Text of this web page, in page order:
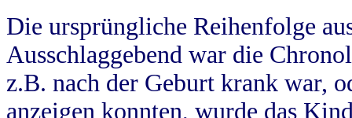
Die ursprüngliche Reihenfolge
Ausschlaggebend war die
z.B. nach der Geburt krank war,
anzeigen konnten, wurde das